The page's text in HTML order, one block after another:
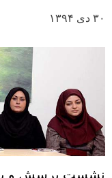
۳۰ دی ۱۳۹۴
نشست پرسش و